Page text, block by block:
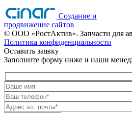
Создание и
продвижение сайтов
© ООО «РостАктив». Запчасти для
Политика конфиденциальности
Оставить заявку
Заполните форму ниже и наши